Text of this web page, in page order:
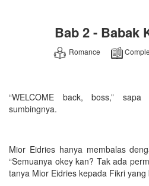
Bab 2 - Babak
Romance
“WELCOME back, boss,”
sumbingnya.
Mior Eidries hanya membalas
“Semuanya okey kan? Tak ada
tanya Mior Eidries kepada Fikri